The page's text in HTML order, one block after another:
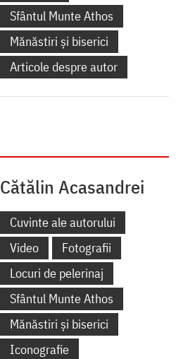
Sfântul Munte Athos
Mănăstiri și biserici
Articole despre autor
Cătălin Acasandrei
Cuvinte ale autorului
Video
Fotografii
Locuri de pelerinaj
Sfântul Munte Athos
Mănăstiri și biserici
Iconografie